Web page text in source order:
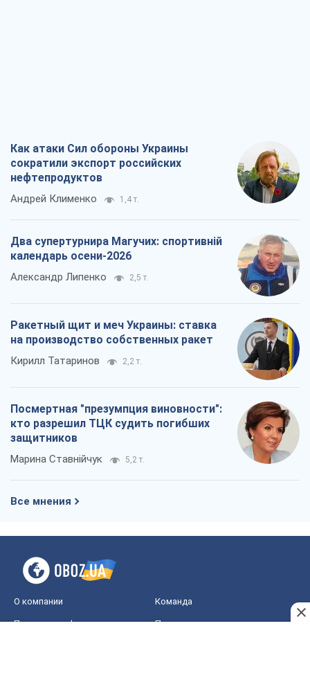
Как атаки Сил обороны Украины
сократили экспорт российских
нефтепродуктов
Андрей Клименко 1,4 т.
Два супертурнира Магучих: спортивній
календарь осени-2026
Александр Липенко 2,5 т.
Ракетный щит и меч Украины: ставка
на производство собственных ракет
Кирилл Татаринов 2,2 т.
Посмертная "презумпция виновности":
кто разрешил ТЦК судить погибших
защитников
Марина Ставнійчук 5,2 т.
Все мнения
О компании Команда
Правовая информация
Политика